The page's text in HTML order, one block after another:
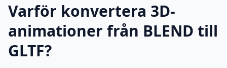
Varför konvertera 3D-
animationer från BLEND till
GLTF?